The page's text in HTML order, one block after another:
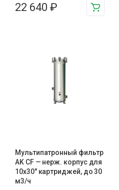
22 640 ₽
Мультипатронный фильтр
AK CF — нерж. корпус для
10х30″ картриджей, до 30
м3/ч